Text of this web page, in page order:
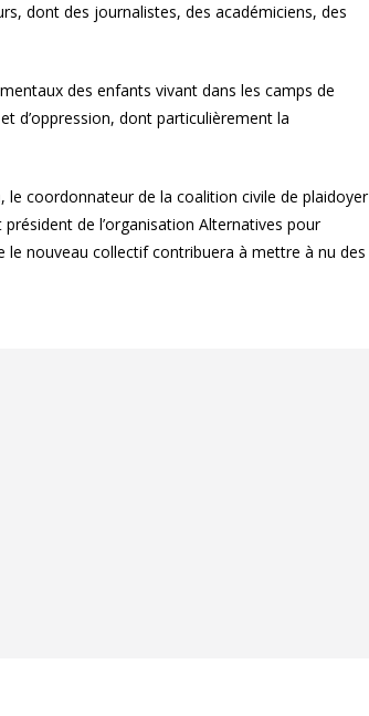
dont des journalistes, des académiciens, des
des enfants vivant dans les camps de
d’oppression, dont particulièrement la
le coordonnateur de la coalition civile de plaidoyer
de l’organisation Alternatives pour
le nouveau collectif contribuera à mettre à nu des